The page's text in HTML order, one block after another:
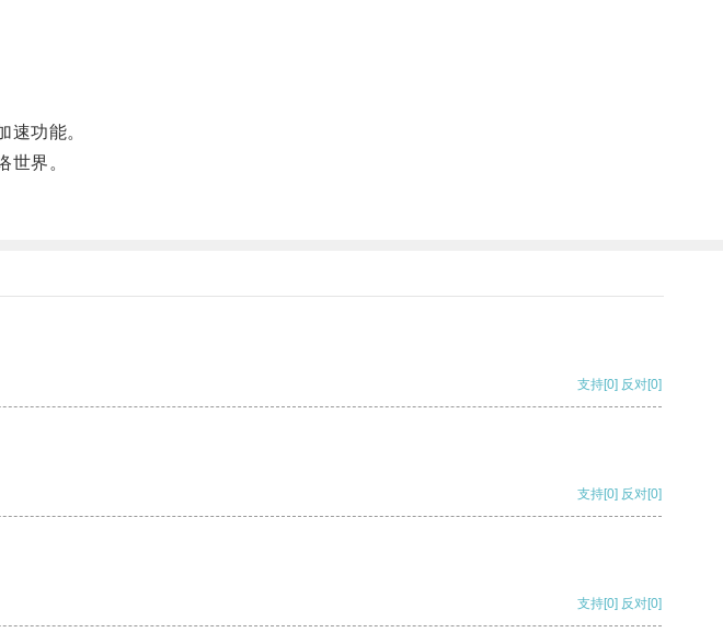
功能。
界。
支持[0] 反对[0]
支持[0] 反对[0]
支持[0] 反对[0]